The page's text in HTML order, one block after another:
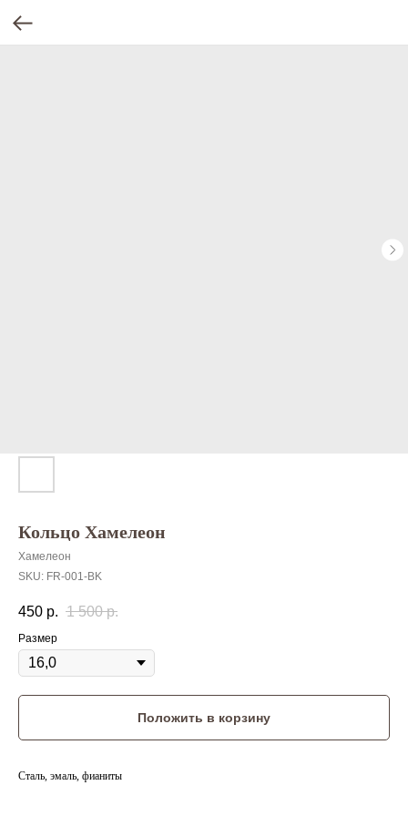
Кольцо Хамелеон
Хамелеон
SKU: FR-001-BK
450 р. 1 500 р.
Размер
Положить в корзину
Сталь, эмаль, фианиты